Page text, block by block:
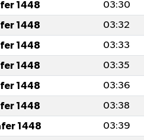
1448 03:30
1448
03:32
1448
03:33
1448
03:35
1448
03:36
1448
03:38
1448
03:39